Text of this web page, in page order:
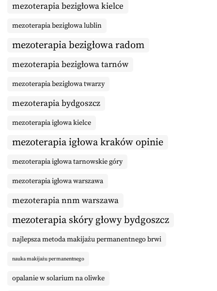
mezoterapia bezigłowa kielce
mezoterapia bezigłowa lublin
mezoterapia bezigłowa radom
mezoterapia bezigłowa tarnów
mezoterapia bezigłowa twarzy
mezoterapia bydgoszcz
mezoterapia igłowa kielce
mezoterapia igłowa kraków opinie
mezoterapia igłowa tarnowskie góry
mezoterapia igłowa warszawa
mezoterapia nnm warszawa
mezoterapia skóry głowy bydgoszcz
najlepsza metoda makijażu permanentnego brwi
nauka makijażu permanentnego
opalanie w solarium na oliwke